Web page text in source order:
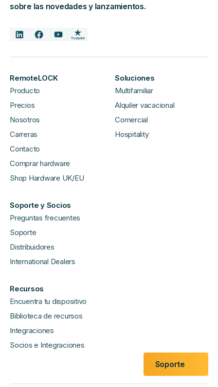
sobre las novedades y lanzamientos.
RemoteLOCK
Producto
Precios
Nosotros
Carreras
Contacto
Comprar hardware
Shop Hardware UK/EU
Soluciones
Multifamiliar
Alquiler vacacional
Comercial
Hospitality
Soporte y Socios
Preguntas frecuentes
Soporte
Distribuidores
International Dealers
Recursos
Encuentra tu dispositivo
Biblioteca de recursos
Integraciones
Socios e Integraciones
Soporte